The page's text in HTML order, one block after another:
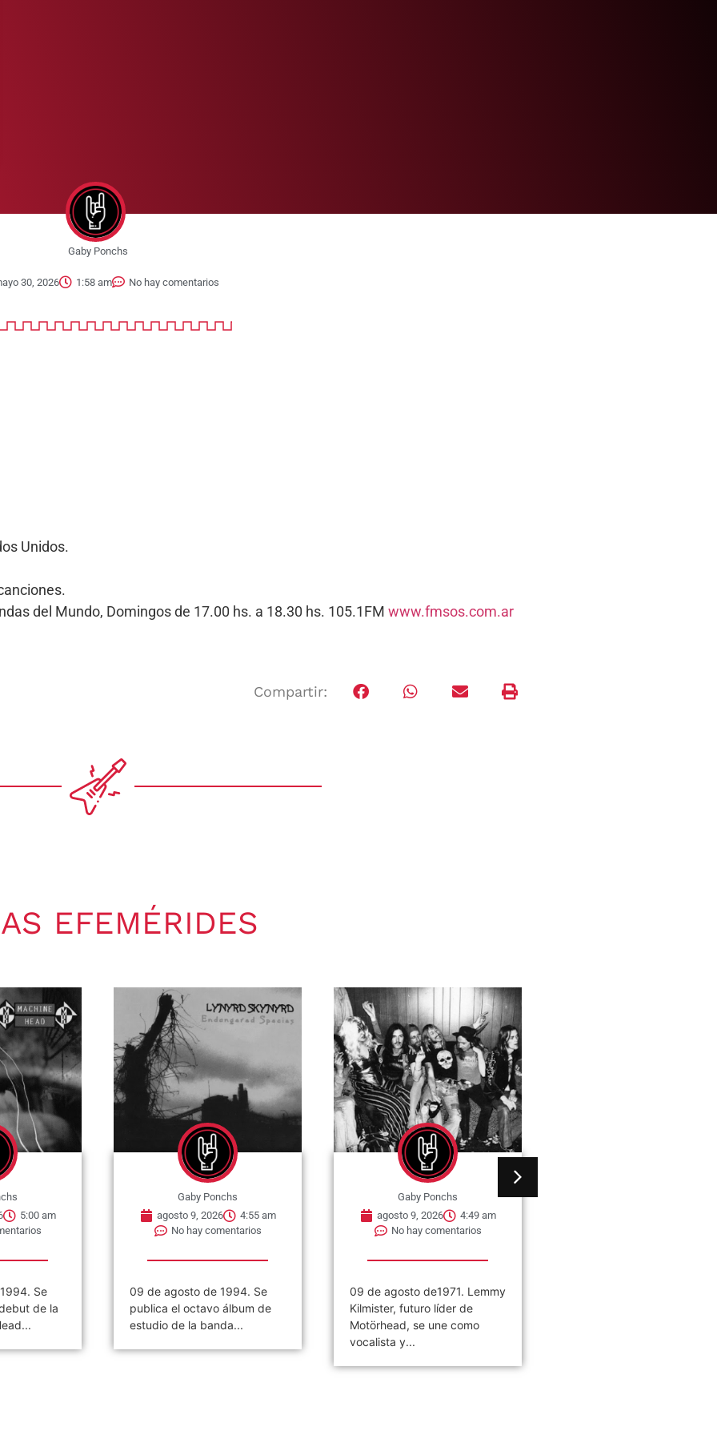
Gaby Ponchs
30, 2026 1:58 am No hay comentarios
Unidos.
del Mundo, Domingos de 17.00 hs. a 18.30 hs. 105.1FM www.fmsos.com.ar
Compartir:
EFEMÉRIDES
5:00 am
Se
de la
Gaby Ponchs
agosto 9, 2026
4:55 am
No hay comentarios
09 de agosto de 1994. Se
publica el octavo álbum de
estudio de la banda...
Gaby Ponchs
agosto 9, 2026
4:49 am
No hay comentarios
09 de agosto de1971. Lemmy
Kilmister, futuro líder de
Motörhead, se une como
vocalista y...